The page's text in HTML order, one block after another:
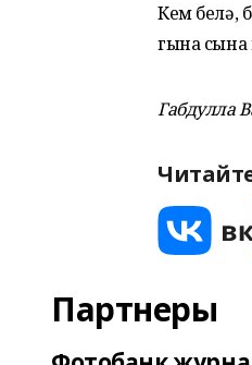
Кем белә,
гына сына
Габдулла
Партнеры